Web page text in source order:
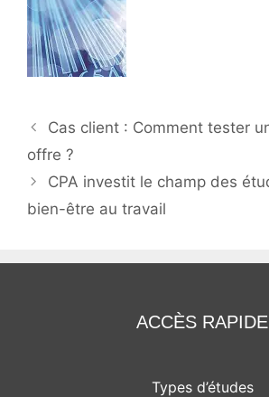
Navigation
des
Cas client : Comment tester
offre ?
CPA investit le champ des
bien-être au travail
ACCÈS RAPIDE
Types d’études